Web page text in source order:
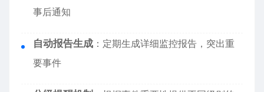
事后通知
自动报告生成 ：定期生成详细监控报告，突出重
要事件